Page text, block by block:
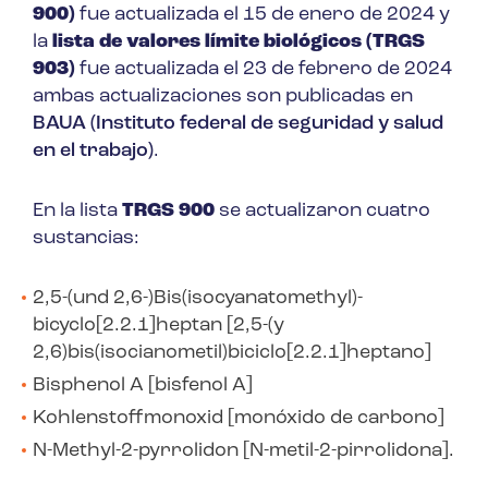
900) fue actualizada el 15 de enero de 2024 y
la lista de valores límite biológicos (TRGS
903) fue actualizada el 23 de febrero de 2024
ambas actualizaciones son publicadas en
BAUA (Instituto federal de seguridad y salud
en el trabajo).
En la lista TRGS 900 se actualizaron cuatro
sustancias:
2,5-(und 2,6-)Bis(isocyanatomethyl)-
bicyclo[2.2.1]heptan [2,5-(y
2,6)bis(isocianometil)biciclo[2.2.1]heptano]
Bisphenol A [bisfenol A]
Kohlenstoffmonoxid [monóxido de carbono]
N-Methyl-2-pyrrolidon [N-metil-2-pirrolidona].